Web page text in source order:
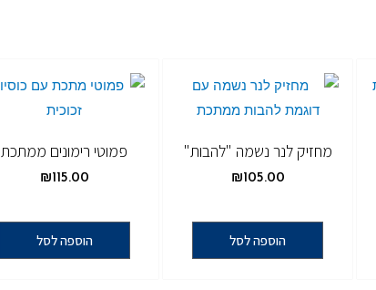
מחזיק לנר נשמה "להבות"
₪105.00
הוספה לסל
פמוטי רימונים ממתכת
₪115.00
הוספה לסל